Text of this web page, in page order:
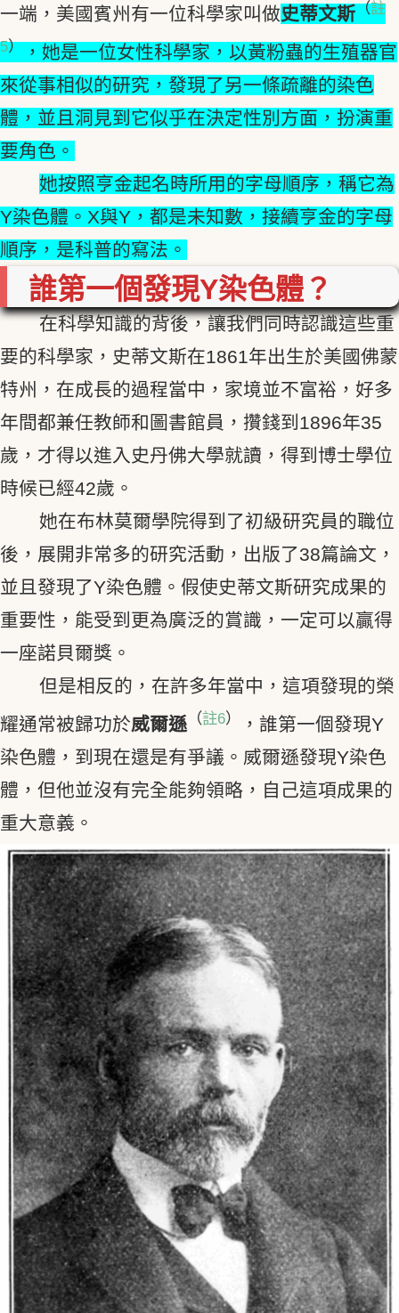
一端，美國賓州有一位科學家叫做史蒂文斯（註
5） ，她是一位女性科學家，以黃粉蟲的生殖器官
來從事相似的研究，發現了另一條疏離的染色
體，並且洞見到它似乎在決定性別方面，扮演重
要角色。
她按照亨金起名時所用的字母順序，稱它為
Y染色體。X與Y，都是未知數，接續亨金的字母
順序，是科普的寫法。
誰第一個發現Y染色體？
在科學知識的背後，讓我們同時認識這些重
要的科學家，史蒂文斯在1861年出生於美國佛蒙
特州，在成長的過程當中，家境並不富裕，好多
年間都兼任教師和圖書館員，攢錢到1896年35
歲，才得以進入史丹佛大學就讀，得到博士學位
時候已經42歲。
她在布林莫爾學院得到了初級研究員的職位
後，展開非常多的研究活動，出版了38篇論文，
並且發現了Y染色體。假使史蒂文斯研究成果的
重要性，能受到更為廣泛的賞識，一定可以贏得
一座諾貝爾獎。
但是相反的，在許多年當中，這項發現的榮
耀通常被歸功於威爾遜 （註6）
，誰第一個發現Y
染色體，到現在還是有爭議。威爾遜發現Y染色
體，但他並沒有完全能夠領略，自己這項成果的
重大意義。